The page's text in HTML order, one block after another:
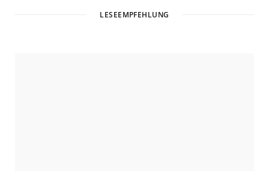
b
LESEEMPFEHLUNG